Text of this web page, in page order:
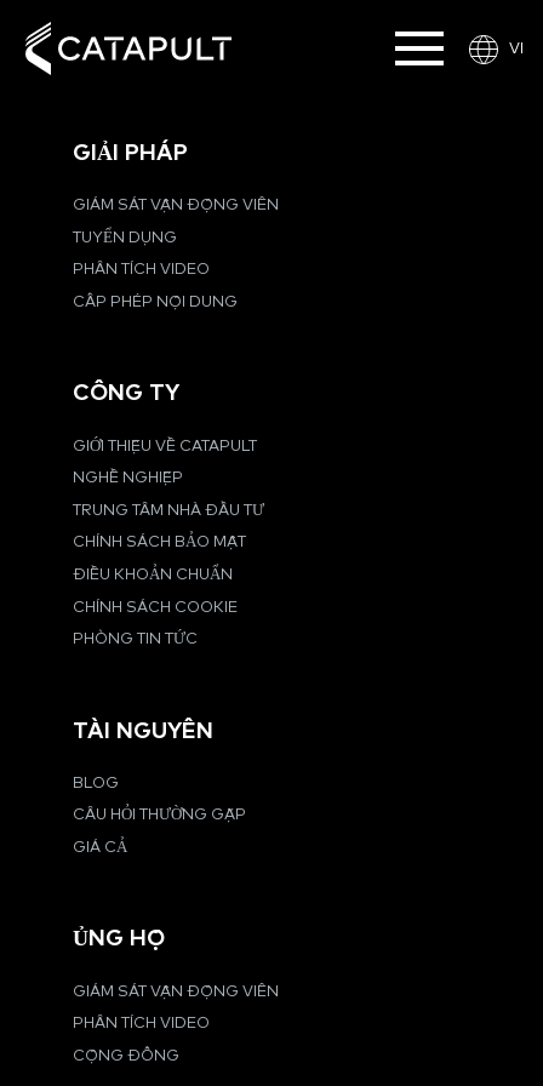
VI
GIẢI PHÁP
GIÁM SÁT VẬN ĐỘNG VIÊN
TUYỂN DỤNG
PHÂN TÍCH VIDEO
CẤP PHÉP NỘI DUNG
CÔNG TY
GIỚI THIỆU VỀ CATAPULT
NGHỀ NGHIỆP
TRUNG TÂM NHÀ ĐẦU TƯ
CHÍNH SÁCH BẢO MẬT
ĐIỀU KHOẢN CHUẨN
CHÍNH SÁCH COOKIE
PHÒNG TIN TỨC
TÀI NGUYÊN
BLOG
CÂU HỎI THƯỜNG GẶP
GIÁ CẢ
ỦNG HỘ
GIÁM SÁT VẬN ĐỘNG VIÊN
PHÂN TÍCH VIDEO
CỘNG ĐỒNG